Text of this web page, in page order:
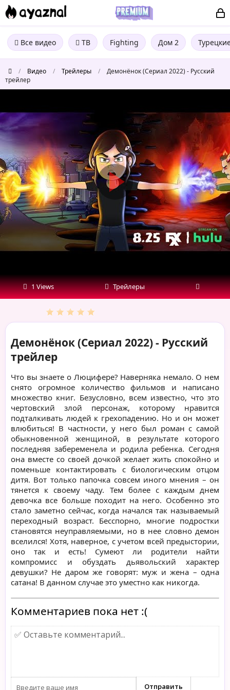
Все видео ТВ Fighting Дом 2
/ Видео / Трейлеры /
Демонёнок (Сериал 2022) - Русский
трейлер
(Сериал
2022)
-
Русский
трейлер
1 Views Трейлеры
Демонёнок (Сериал 2022) - Русский
трейлер
Что вы знаете о Люцифере? Наверняка немало. О нем
снято огромное количество фильмов и написано
множество книг. Безусловно, всем известно, что это
чертовский злой персонаж, которому нравится
подталкивать людей к грехопадению. Но и он может
влюбиться! В частности, у него был роман с самой
обыкновенной женщиной, в результате которого
последняя забеременела и родила ребенка. Сегодня
она вместе со своей дочкой желает жить спокойно и
поменьше контактировать с биологическим отцом
дитя. Вот только папочка совсем иного мнения – он
тянется к своему чаду. Тем более с каждым днем
девочка все больше походит на него. Особенно это
стало заметно сейчас, когда начался так называемый
переходный возраст. Бесспорно, многие подростки
становятся неуправляемыми, но в нее словно демон
вселился! Хотя, наверное, с учетом всей предыстории,
оно так и есть! Сумеют ли родители найти
компромисс и обуздать дьявольский характер
девушки? Не даром же говорят: муж и жена – одна
сатана! В данном случае это уместно как никогда.
Комментариев пока нет :(